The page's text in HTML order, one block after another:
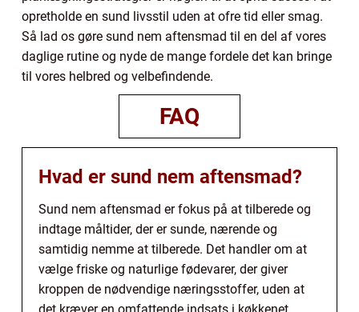
opretholde en sund livsstil uden at ofre tid eller smag.
Så lad os gøre sund nem aftensmad til en del af vores
daglige rutine og nyde de mange fordele det kan bringe
til vores helbred og velbefindende.
FAQ
Hvad er sund nem aftensmad?
Sund nem aftensmad er fokus på at tilberede og
indtage måltider, der er sunde, nærende og
samtidig nemme at tilberede. Det handler om at
vælge friske og naturlige fødevarer, der giver
kroppen de nødvendige næringsstoffer, uden at